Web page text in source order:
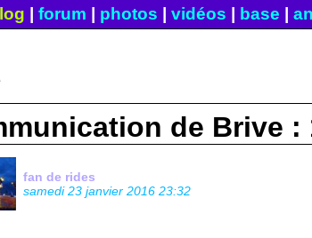
forum photos vidéos base
de Brive :
fan de rides
samedi 23 janvier 2016 23:32